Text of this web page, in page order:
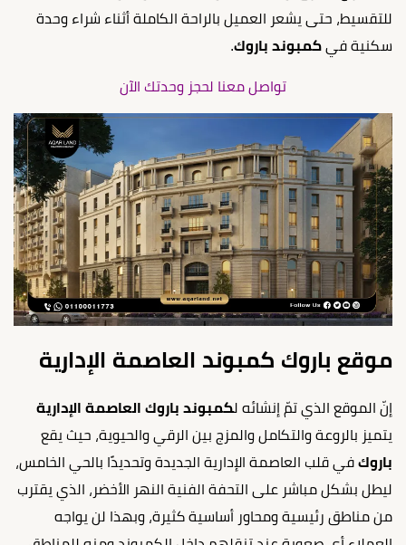
للتقسيط، حتى يشعر العميل بالراحة الكاملة أثناء شراء وحدة
سكنية في كمبوند باروك.
تواصل معنا لحجز وحدتك الآن
موقع باروك كمبوند العاصمة الإدارية
إنّ الموقع الذي تمّ إنشائه لكمبوند باروك العاصمة الإدارية
يتميز بالروعة والتكامل والمزج بين الرقي والحيوية، حيث يقع
باروك في قلب العاصمة الإدارية الجديدة وتحديدًا بالحي الخامس،
ليطل بشكل مباشر على التحفة الفنية النهر الأخضر، الذي يقترب
من مناطق رئيسية ومحاور أساسية كثيرة، وبهذا لن يواجه